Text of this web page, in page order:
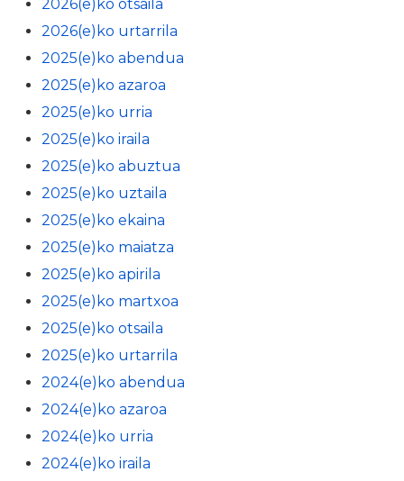
2026(e)ko otsaila
2026(e)ko urtarrila
2025(e)ko abendua
2025(e)ko azaroa
2025(e)ko urria
2025(e)ko iraila
2025(e)ko abuztua
2025(e)ko uztaila
2025(e)ko ekaina
2025(e)ko maiatza
2025(e)ko apirila
2025(e)ko martxoa
2025(e)ko otsaila
2025(e)ko urtarrila
2024(e)ko abendua
2024(e)ko azaroa
2024(e)ko urria
2024(e)ko iraila